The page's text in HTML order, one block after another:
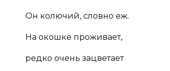
Он колючий, словно еж.
На окошке проживает,
редко очень зацветает